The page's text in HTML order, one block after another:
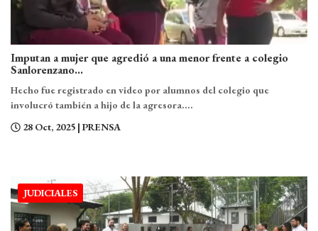
Imputan a mujer que agredió a una menor frente a colegio
Sanlorenzano...
Hecho fue registrado en video por alumnos del colegio que
involucró también a hijo de la agresora....
28 Oct, 2025 | PRENSA
JUDICIALES